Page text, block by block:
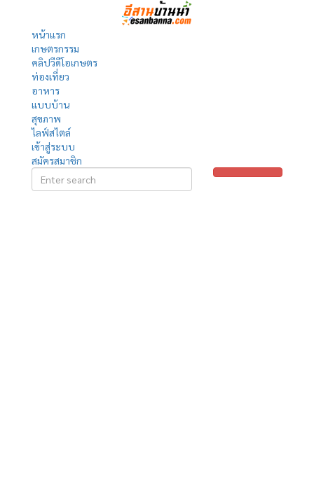
หน้าแรก
เกษตรกรรม
คลิปวีดีโอเกษตร
ท่องเที่ยว
อาหาร
แบบบ้าน
สุขภาพ
ไลฟ์สไตล์
เข้าสู่ระบบ
สมัครสมาชิก